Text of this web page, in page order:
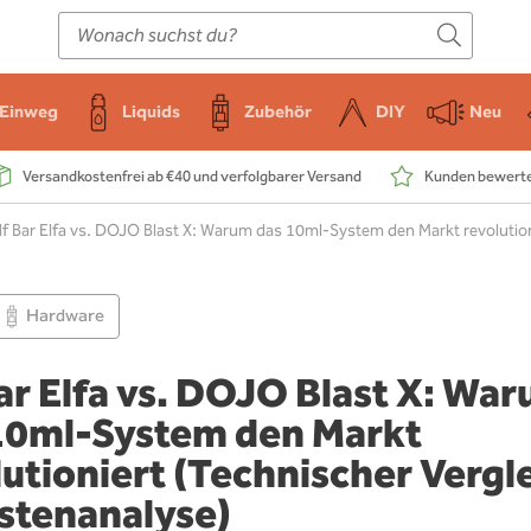
Einweg Liquids Zubehör DIY Neu
Versandkostenfrei ab €40 und verfolgbarer Versand Kunden
E-Zigarette
Einweg
Liquids
Zubehör
DIY
Bar Elfa vs. DOJO Blast X: Warum das 10ml-System den Markt
Hardware
Elfa vs. DOJO Blast X:
System den Markt
(Technischer